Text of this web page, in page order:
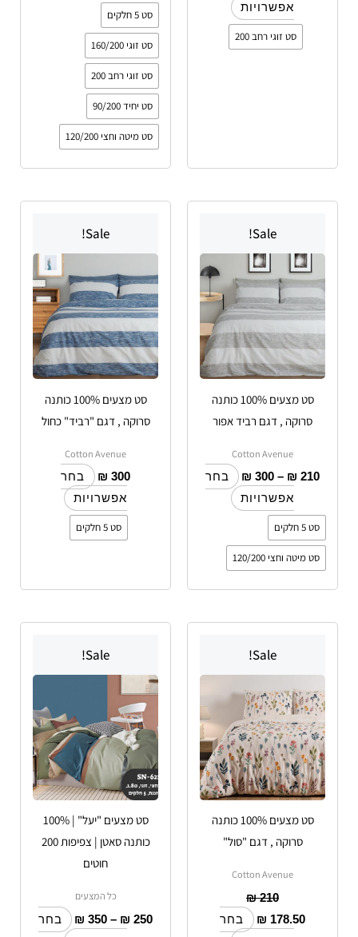
אפשרויות
סט זוגי רחב 200
סט 5 חלקים
סט זוגי 160/200
סט זוגי רחב 200
סט יחיד 90/200
סט מיטה וחצי 120/200
Sale!
סט מצעים 100% כותנה
סרוקה , דגם רביד אפור
Cotton Avenue
₪ 210
–
₪ 300
עד
בחר
אפשרויות
יש
מספר
סוגים.
ניתן
לבחור
את
האפשרויות
בעמוד
המוצר
סט 5 חלקים
סט מיטה וחצי 120/200
Sale!
סט מצעים 100% כותנה
סרוקה , דגם "רביד" כחול
Cotton Avenue
₪ 300
בחר
אפשרויות
יש
מספר
סוגים.
ניתן
לבחור
את
האפשרויות
בעמוד
המוצר
סט 5 חלקים
Sale!
סט מצעים 100% כותנה
סרוקה , דגם "סול"
Cotton Avenue
₪210
₪ 178.50
בחר
יש
מספר
סוגים.
ניתן
לבחור
את
האפשרויות
בעמוד
המוצר
Sale!
סט מצעים "יעל" | 100%
כותנה סאטן | צפיפות 200
חוטים
כל המצעים
₪ 250
–
₪ 350
עד
בחר
יש
סוגים.
ניתן
לבחור
את
האפשרויות
בעמוד
המוצר